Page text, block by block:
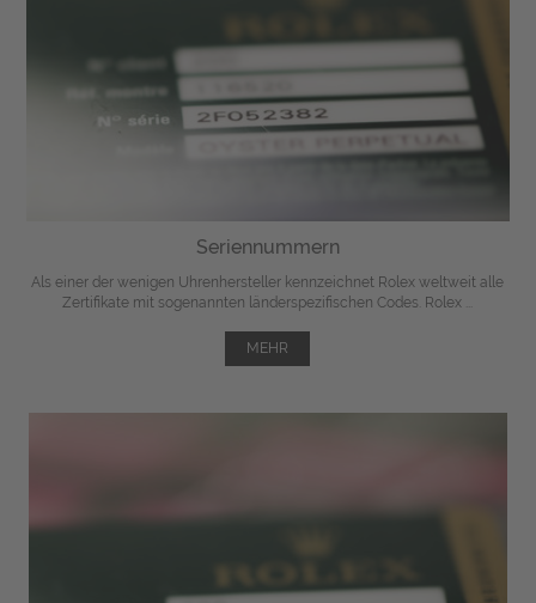
Seriennummern
Als einer der wenigen Uhrenhersteller kennzeichnet Rolex weltweit alle
Zertifikate mit sogenannten länderspezifischen Codes. Rolex ...
MEHR